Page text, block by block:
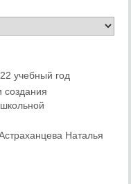
учебный год
создания
Наталья